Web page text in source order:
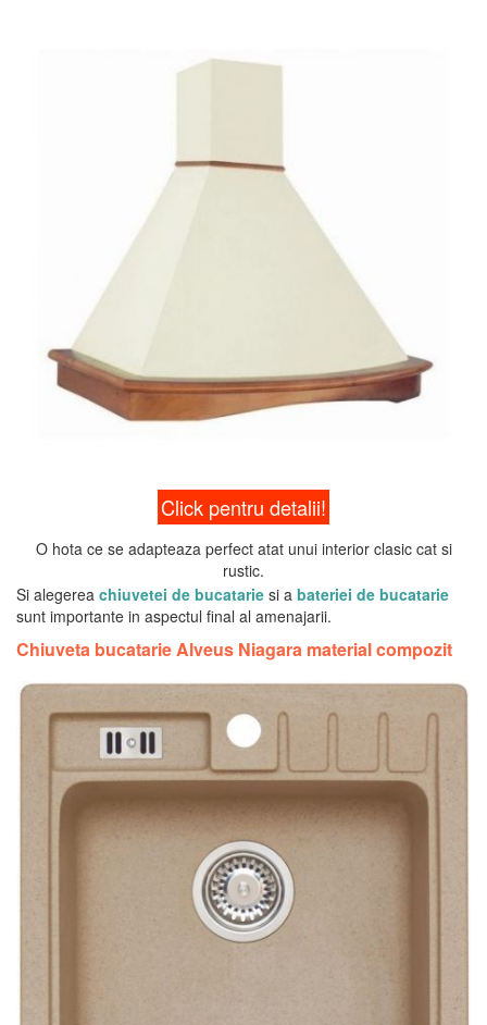
Click pentru detalii!
O hota ce se adapteaza perfect atat unui interior clasic cat si
rustic.
Si alegerea chiuvetei de bucatarie si a bateriei de bucatarie
sunt importante in aspectul final al amenajarii.
Chiuveta bucatarie Alveus Niagara material compozit